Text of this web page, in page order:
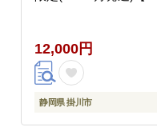
12,000円
静岡県 掛川市